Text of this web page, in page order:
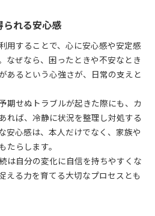
られる安心感
用することで、心に安心感や安定感
なぜなら、困ったときや不安なとき
あるという心強さが、日常の支えと
期せぬトラブルが起きた際にも、カ
れば、冷静に状況を整理し対処する
安心感は、本人だけでなく、家族や
たらします。
は自分の変化に自信を持ちやすくな
える力を育てる大切なプロセスとも